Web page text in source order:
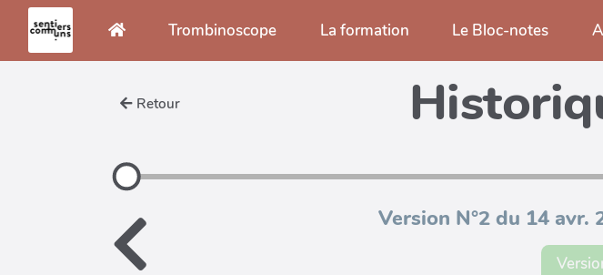
Aller au contenu principalTrombinoscope La formation Le Bloc-notes
Retour
Version N°2 du 14